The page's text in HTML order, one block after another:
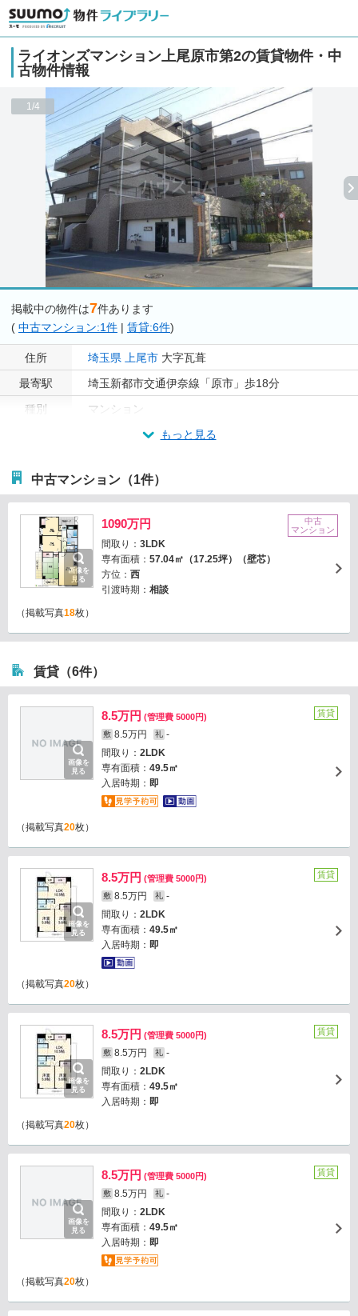
ライオンズマンション上尾原市第2の賃貸物件・中
古物件情報
1/4
掲載中の物件は7件あります
( 中古マンション:1件 | 賃貸:6件)
住所 埼玉県 上尾市 大字瓦葺
最寄駅
埼玉新都市交通伊奈線「原市」歩18分
種別
マンション
もっと見る
中古マンション（1件）
画像を
見る
1090万円
間取り： 3LDK
専有面積： 57.04㎡（17.25坪）（壁芯）
方位： 西
引渡時期： 相談
中古
マンション
（掲載写真18枚）
賃貸（6件）
画像を
見る
8.5万円 (管理費 5000円)
敷 8.5万円 礼 -
間取り： 2LDK
専有面積： 49.5㎡
入居時期： 即
賃貸
（掲載写真20枚）
画像を
見る
8.5万円 (管理費 5000円)
敷 8.5万円 礼 -
間取り： 2LDK
専有面積： 49.5㎡
入居時期： 即
賃貸
（掲載写真20枚）
画像を
見る
8.5万円 (管理費 5000円)
敷 8.5万円 礼 -
間取り： 2LDK
専有面積： 49.5㎡
入居時期： 即
賃貸
（掲載写真20枚）
画像を
見る
8.5万円 (管理費 5000円)
敷 8.5万円 礼 -
間取り： 2LDK
専有面積： 49.5㎡
入居時期： 即
賃貸
（掲載写真20枚）